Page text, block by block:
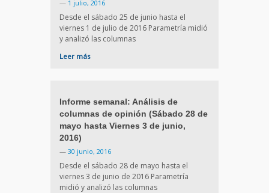
— 1 julio, 2016
Desde el sábado 25 de junio hasta el
viernes 1 de julio de 2016 Parametría midió
y analizó las columnas
Leer más
Informe semanal: Análisis de
columnas de opinión (Sábado 28 de
mayo hasta Viernes 3 de junio,
2016)
— 30 junio, 2016
Desde el sábado 28 de mayo hasta el
viernes 3 de junio de 2016 Parametría
midió y analizó las columnas